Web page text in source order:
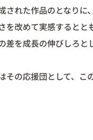
された作品のとなりに
を改めて実感するとと
差を成長の伸びしろと
その応援団として、こ